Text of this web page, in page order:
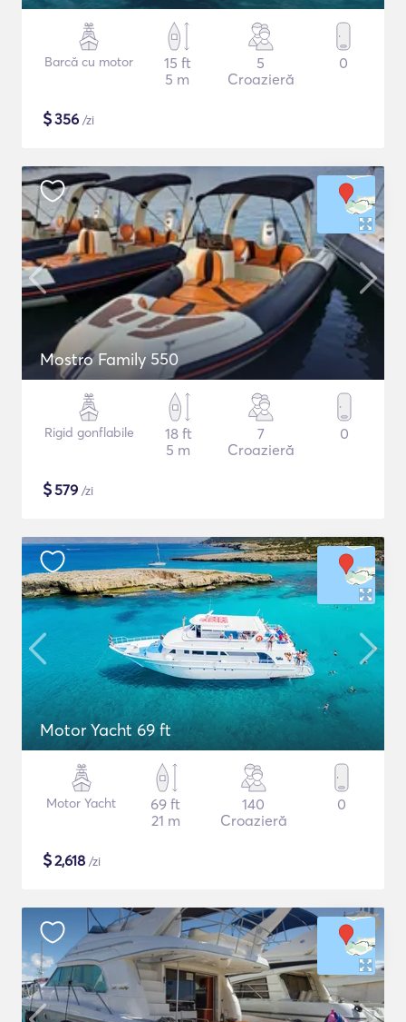
Barcă cu motor
15 ft
5 m
5
Croazieră
0
$356 /zi
Mostro Family 550
Rigid gonflabile
18 ft
5 m
7
Croazieră
0
$579 /zi
Motor Yacht 69 ft
Motor Yacht
69 ft
21 m
140
Croazieră
0
$2,618 /zi